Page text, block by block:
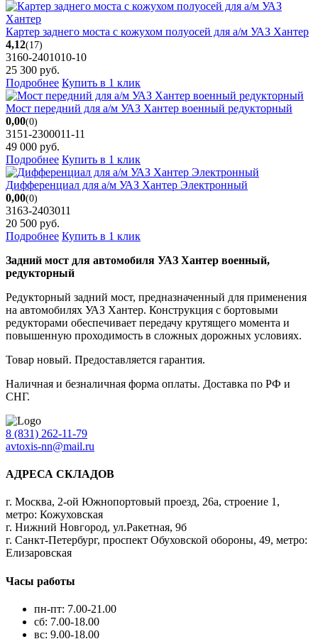
Картер заднего моста с кожухом полуосей для а/м УАЗ Хантер
4,12(17)
3160-2401010-10
25 300 руб.
Подробнее Купить в 1 клик
Мост передний для а/м УАЗ Хантер военный редукторный
0,00(0)
3151-2300011-11
49 000 руб.
Подробнее Купить в 1 клик
Дифференциал для а/м УАЗ Хантер Электронный
0,00(0)
3163-2403011
20 500 руб.
Подробнее Купить в 1 клик
Задний мост для автомобиля УАЗ Хантер военный,
редукторный
Редукторный задний мост, предназначенный для применения
на автомобилях УАЗ Хантер. Конструкция с бортовыми
редукторами обеспечивает передачу крутящего момента и
повышенную проходимость в сложных дорожных условиях.
Товар новый. Предоставляется гарантия.
Наличная и безналичная форма оплаты. Доставка по РФ и
СНГ.
8 (831) 262-11-79
avtoxis-nn@mail.ru
АДРЕСА СКЛАДОВ
г. Москва, 2-ой Южнопортовый проезд, 26а, строение 1,
метро: Кожуховская
г. Нижний Новгород, ул.Ракетная, 9б
г. Санкт-Петербург, проспект Обуховской обороны, 49, метро:
Елизаровская
Часы работы
пн-пт: 7.00-21.00
сб: 7.00-18.00
вс: 9.00-18.00